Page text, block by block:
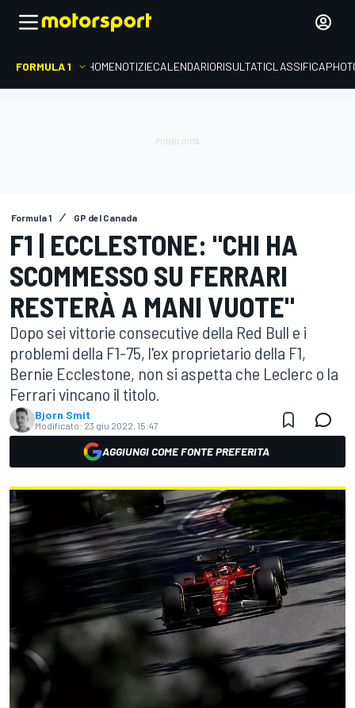
FORMULA 1 HOMENOTIZIECALENDARIORISULTATICLASSIFICA
Formula 1 GP del Canada
F1 | ECCLESTONE: "CHI HA
SCOMMESSO SU FERRARI
RESTERÀ A MANI VUOTE"
Dopo sei vittorie consecutive della Red Bull e i
problemi della F1-75, l'ex proprietario della F1,
Bernie Ecclestone, non si aspetta che Leclerc o la
Ferrari vincano il titolo.
Bjorn Smit
Modificato: 23 giu 2022, 15:47
AGGIUNGI COME FONTE PREFERITA